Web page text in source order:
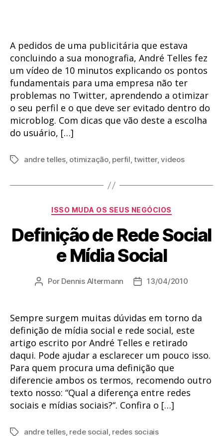
A pedidos de uma publicitária que estava
concluindo a sua monografia, André Telles fez
um vídeo de 10 minutos explicando os pontos
fundamentais para uma empresa não ter
problemas no Twitter, aprendendo a otimizar
o seu perfil e o que deve ser evitado dentro do
microblog. Com dicas que vão deste a escolha
do usuário, […]
Tagsandre telles, otimização, perfil,twitter,videos
Categorias
ISSO MUDA OS SEUS NEGÓCIOS
Definição de Rede Social
e Mídia Social
Autor
Por Dennis Altermann
Data13/04/2010
Sempre surgem muitas dúvidas em torno da
definição de mídia social e rede social, este
artigo escrito por André Telles e retirado
daqui. Pode ajudar a esclarecer um pouco isso.
Para quem procura uma definição que
diferencie ambos os termos, recomendo outro
texto nosso: “Qual a diferença entre redes
sociais e mídias sociais?“. Confira o […]
Tagsandre telles, rede social, redes sociais